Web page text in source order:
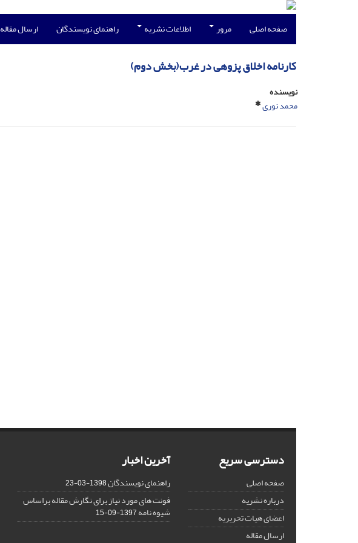
صفحه اصلی مرور اطلاعات نشریه راهنمای نویسندگان ارسال مقاله
کارنامه اخلاق پزوهی در غرب(بخش دوم)
نویسنده
محمد نوری
دسترسی سریع
صفحه اصلی
درباره نشریه
اعضای هیات تحریریه
ارسال مقاله
آخرین اخبار
راهنمای نویسندگان1398-03-23
فونت های مورد نیاز برای نگارش مقاله براساس
شیوه نامه1397-09-15